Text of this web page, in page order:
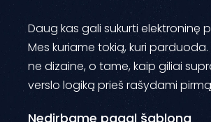
Daug kas gali sukurti elektroninę
Mes kuriame tokią, kuri
ne dizaine, o tame, kaip giliai
verslo logiką prieš rašydami
Nedirbame pagal šabloną